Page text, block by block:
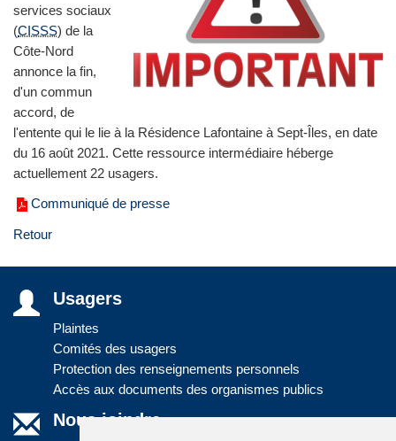
services sociaux
(CISSS) de la
Côte‑Nord
annonce la fin,
d'un commun
accord, de
l'entente qui le lie à la Résidence Lafontaine à Sept-Îles, en date
du 16 août 2021. Cette ressource intermédiaire héberge
actuellement 22 usagers.
Communiqué de presse
Retour
Usagers
Plaintes
Comités des usagers
Protection des renseignements personnels
Accès aux documents des organismes publics
Nous joindre